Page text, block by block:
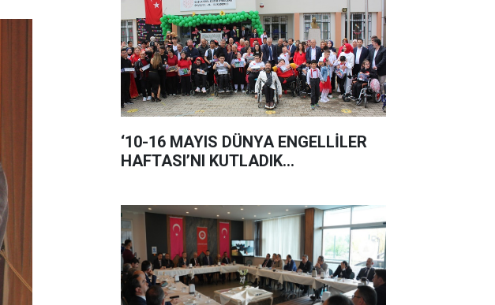
‘10-16 MAYIS DÜNYA ENGELLİLER
HAFTASI’NI KUTLADIK…